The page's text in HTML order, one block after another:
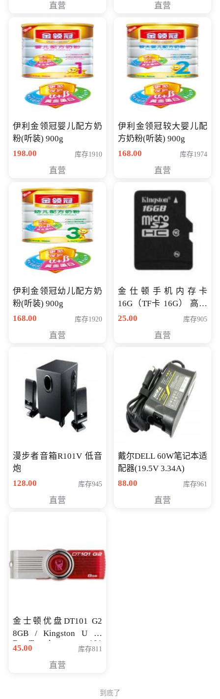
直营 直营
伊利金领冠婴儿配方奶
粉(听装) 900g
198.00
库存1910
直营
伊利金领冠较大婴儿配
方奶粉(听装) 900g
168.00
库存1974
直营
伊利金领冠幼儿配方奶
粉(听装) 900g
168.00
库存1920
直营
金仕顿手机内存卡
16G（TF卡 16G） 高速
卡 CLASS 10
25.00 库存905
直营
漫步者音箱R101V 低音
炮
128.00
库存945
直营
戴尔DELL 60W笔记本适
配器(19.5V 3.34A)
88.00
库存961
直营
金士顿优盘DT101 G2
8GB / Kingston U 盘
DataTraveler 101
Generati
45.00 库存811
直营
到底了